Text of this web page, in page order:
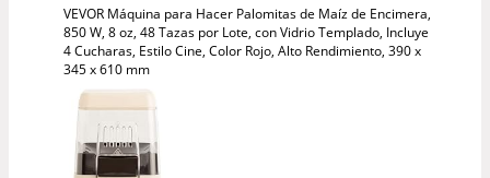
VEVOR Máquina para Hacer Palomitas de Maíz de Encimera,
850 W, 8 oz, 48 Tazas por Lote, con Vidrio Templado, Incluye
4 Cucharas, Estilo Cine, Color Rojo, Alto Rendimiento, 390 x
345 x 610 mm